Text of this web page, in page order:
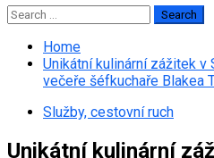
Search
for:
Home
Unikátní kulinární zážitek v
večeře šéfkuchaře Blakea
Služby, cestovní ruch
Unikátní kulinární